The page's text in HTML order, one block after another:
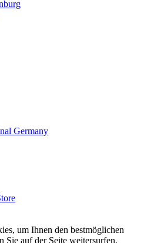
um Ihnen den bestmöglichen
Sie auf der Seite weitersurfen,